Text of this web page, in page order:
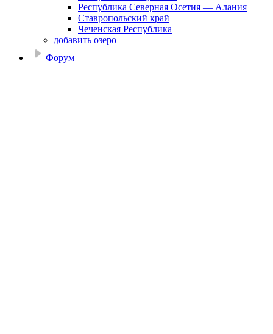
Республика Северная Осетия — Алания
Ставропольский край
Чеченская Республика
добавить озеро
Форум